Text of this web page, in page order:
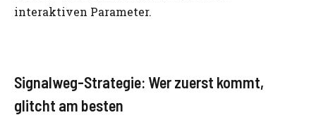
interaktiven Parameter.
Signalweg-Strategie: Wer zuerst kommt,
glitcht am besten